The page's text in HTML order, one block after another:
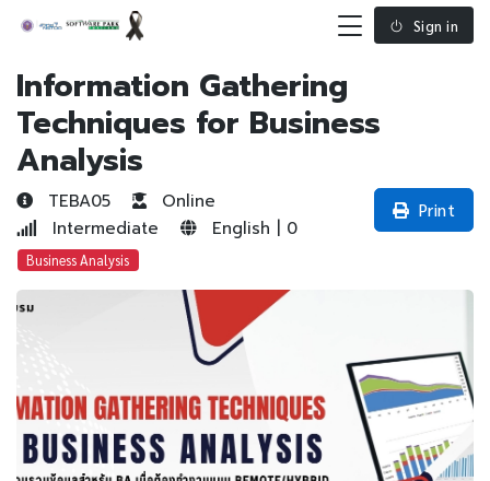
Sign in
Information Gathering
Techniques for Business
Analysis
TEBA05
Online
Intermediate
English | 0
Business Analysis
Print